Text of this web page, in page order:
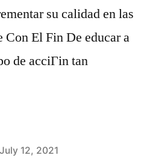
su calidad en las
Con El Fin De educar a
de acciГіn tan
July 12, 2021